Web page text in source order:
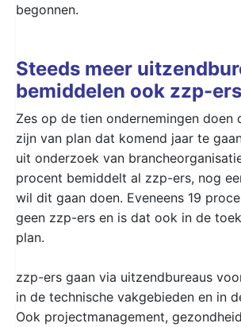
begonnen.
Steeds meer
bemiddelen ook zzp-ers
Zes op de tien ondernemingen doen
zijn van plan dat komend jaar te
uit onderzoek van
procent bemiddelt al zzp-ers, nog
wil dit gaan doen. Eveneens 19
geen zzp-ers en is dat ook in de
plan.
zzp-ers gaan via uitzendbureaus
in de technische vakgebieden en in
Ook projectmanagement,